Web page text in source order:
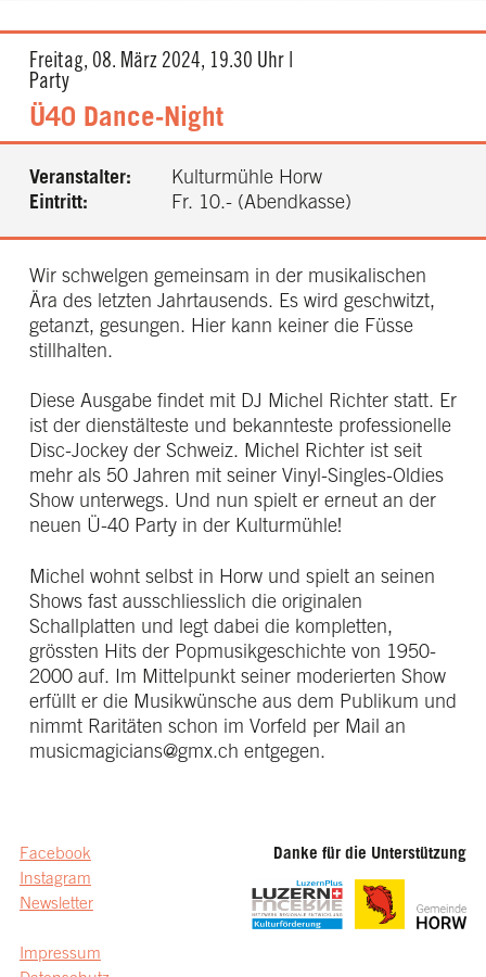
Freitag, 08. März 2024, 19.30 Uhr |
Party
Ü40 Dance-Night
Veranstalter:
Kulturmühle Horw
Eintritt:
Fr. 10.- (Abendkasse)
Wir schwelgen gemeinsam in der musikalischen
Ära des letzten Jahrtausends. Es wird geschwitzt,
getanzt, gesungen. Hier kann keiner die Füsse
stillhalten.
Diese Ausgabe findet mit DJ Michel Richter statt. Er
ist der dienstälteste und bekannteste professionelle
Disc-Jockey der Schweiz. Michel Richter ist seit
mehr als 50 Jahren mit seiner Vinyl-Singles-Oldies
Show unterwegs. Und nun spielt er erneut an der
neuen Ü-40 Party in der Kulturmühle!
Michel wohnt selbst in Horw und spielt an seinen
Shows fast ausschliesslich die originalen
Schallplatten und legt dabei die kompletten,
grössten Hits der Popmusikgeschichte von 1950-
2000 auf. Im Mittelpunkt seiner moderierten Show
erfüllt er die Musikwünsche aus dem Publikum und
nimmt Raritäten schon im Vorfeld per Mail an
musicmagicians@gmx.ch entgegen.
Facebook
Instagram
Newsletter
Impressum
Danke für die Unterstützung